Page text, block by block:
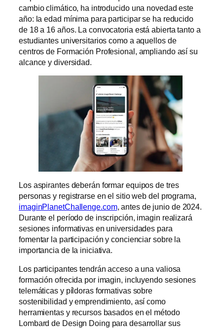
cambio climático, ha introducido una novedad este
año: la edad mínima para participar se ha reducido
de 18 a 16 años. La convocatoria está abierta tanto a
estudiantes universitarios como a aquellos de
centros de Formación Profesional, ampliando así su
alcance y diversidad.
Los aspirantes deberán formar equipos de tres
personas y registrarse en el sitio web del programa,
imaginPlanetChallenge.com, antes de junio de 2024.
Durante el período de inscripción, imagin realizará
sesiones informativas en universidades para
fomentar la participación y concienciar sobre la
importancia de la iniciativa.
Los participantes tendrán acceso a una valiosa
formación ofrecida por imagin, incluyendo sesiones
telemáticas y píldoras formativas sobre
sostenibilidad y emprendimiento, así como
herramientas y recursos basados en el método
Lombard de Design Doing para desarrollar sus